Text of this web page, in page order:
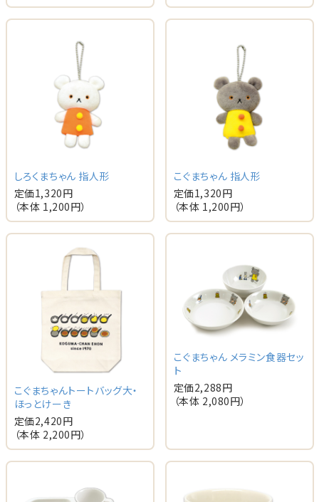
しろくまちゃん 指人形
定価1,320円
（本体 1,200円）
こぐまちゃん 指人形
定価1,320円
（本体 1,200円）
こぐまちゃんトートバッグ大・
ほっとけーき
定価2,420円
（本体 2,200円）
こぐまちゃん メラミン食器セッ
ト
定価2,288円
（本体 2,080円）